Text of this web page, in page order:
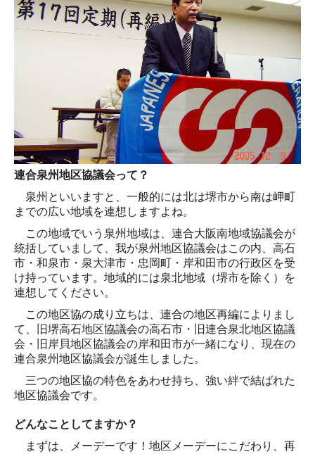
バックナンバー
政策要請
政策要請回答
政策・政治フォーラム会員紹介
役員コラム
役員用ページ
役員専用ページ
会議室予約状況
機関会議報告（37・38年度）
街頭行動報告（37・38年度）
連合泉州地区協議会って？
泉州といいますと、一般的には北は堺市から南は岬町
までの広い地域を連想しますよね。
この地域でいう泉州地域は、連合大阪南地域協議会が
統括していまして、我が泉州地区協議会はこの内、高石
市・和泉市・泉大津市・忠岡町・岸和田市の行政区を受
け持っています。地域的には泉北地域（堺市を除く）を
連想してください。
この地区協の成り立ちは、連合の地区再編によりまし
て、旧堺高石地区協議会の高石市・旧連合泉北地区協議
会・旧岸貝地区協議会の岸和田市が一緒になり、現在の
連合泉州地区協議会が誕生しました。
三つの地区協の特色をあわせ持ち、強い絆で結ばれた
地区協議会です。
どんなことしてますか？
まずは、メーデーです！地区メーデーにこだわり、再